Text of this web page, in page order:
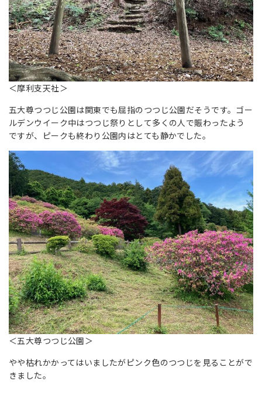
＜摩利支天社＞
五大尊つつじ公園は関東でも屈指のつつじ公園だそうです。ゴー
ルデンウイーク中はつつじ祭りとして多くの人で賑わったよう
ですが、ピークも終わり公園内はとても静かでした。
＜五大尊つつじ公園＞
やや枯れかかってはいましたがピンク色のつつじを見ることがで
きました。